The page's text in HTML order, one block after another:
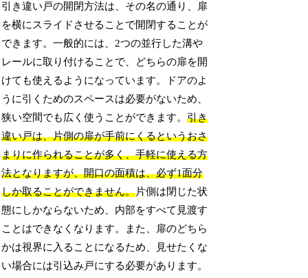
引き違い戸の開閉方法は、その名の通り、扉
を横にスライドさせることで開閉することが
できます。一般的には、2つの並行した溝や
レールに取り付けることで、どちらの扉を開
けても使えるようになっています。ドアのよ
うに引くためのスペースは必要がないため、
狭い空間でも広く使うことができます。引き
違い戸は、片側の扉が手前にくるというおさ
まりに作られることが多く、手軽に使える方
法となりますが、開口の面積は、必ず1面分
しか取ることができません。片側は閉じた状
態にしかならないため、内部をすべて見渡す
ことはできなくなります。また、扉のどちら
かは視界に入ることになるため、見せたくな
い場合には引込み戸にする必要があります。